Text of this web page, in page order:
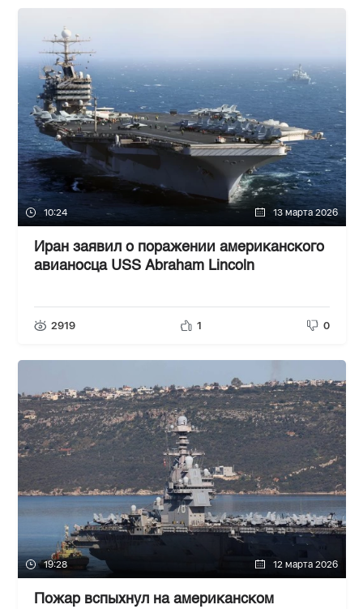
10:24 13 марта 2026
Иран заявил о поражении американского
авианосца USS Abraham Lincoln
2919 1 0
19:28 12 марта 2026
Пожар вспыхнул на американском